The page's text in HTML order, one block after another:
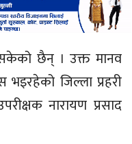
छैन् । उक्त मानव
जिल्ला प्रहरी
नारायण प्रसाद